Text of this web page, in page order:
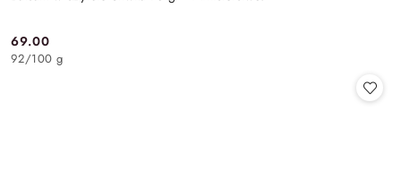
Cena:
69.00
92/100 g